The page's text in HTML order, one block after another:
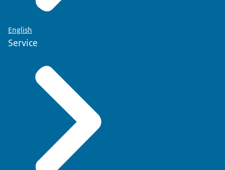
English
Service